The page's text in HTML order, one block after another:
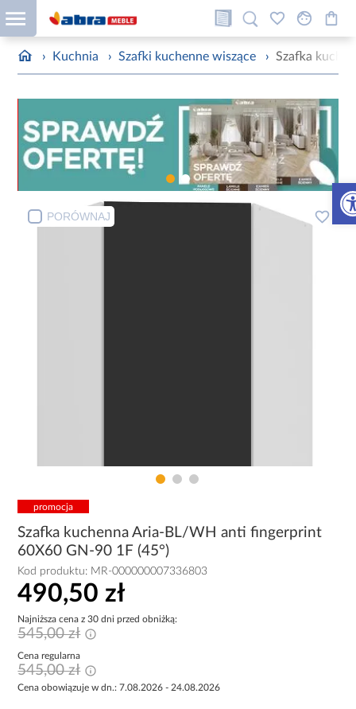
› Kuchnia › Szafki kuchenne wiszące › Szafka
PORÓWNAJ
promocja
Szafka kuchenna Aria-BL/WH anti fingerprint
60X60 GN-90 1F (45°)
Kod produktu: MR-000000007336803
490,50 zł
Najniższa cena z 30 dni przed obniżką:
545,00 zł
Cena regularna
545,00 zł
Cena obowiązuje w dn.: 7.08.2026 - 24.08.2026